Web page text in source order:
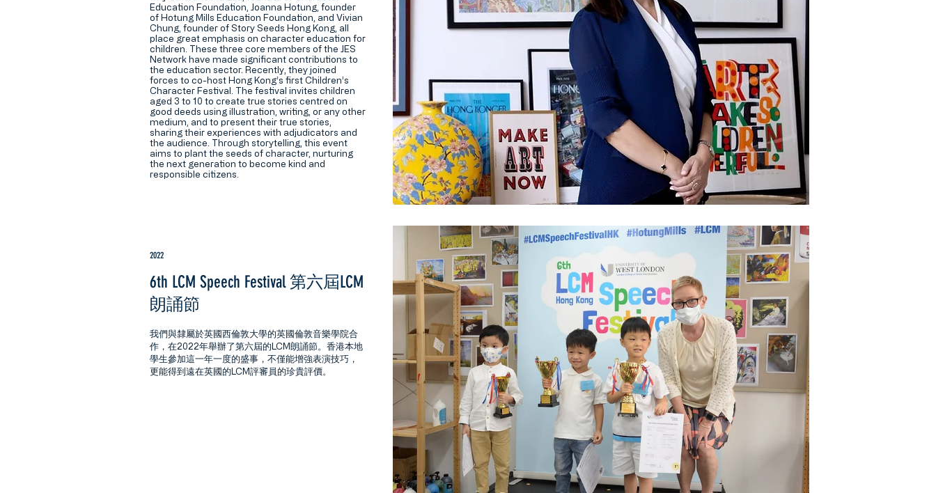
Education Foundation, Joanna Hotung, founder
of Hotung Mills Education Foundation, and Vivian
Chung, founder of Story Seeds Hong Kong, all
place great emphasis on character education for
children. These three core members of the JES
Network have made significant contributions to
the education sector. Recently, they joined
forces to co-host Hong Kong’s first Children’s
Character Festival. The festival invites children
aged 3 to 10 to create true stories centred on
good deeds using illustration, writing, or any other
medium, and to present their true stories,
sharing their experiences with adjudicators and
the audience. Through storytelling, this event
aims to plant the seeds of character, nurturing
the next generation to become kind and
responsible citizens.
2022
6th LCM Speech Festival 第六屆LCM
朗誦節
我們與隸屬於英國西倫敦大學的英國倫敦音樂學院合
作，在2022年舉辦了第六屆的LCM朗誦節。香港本地
學生參加這一年一度的盛事，不僅能增強表演技巧，
更能得到遠在英國的LCM評審員的珍貴評價。